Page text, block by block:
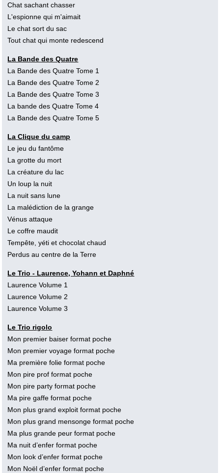
Chat sachant chasser
L'espionne qui m'aimait
Le chat sort du sac
Tout chat qui monte redescend
La Bande des Quatre
La Bande des Quatre Tome 1
La Bande des Quatre Tome 2
La Bande des Quatre Tome 3
La bande des Quatre Tome 4
La Bande des Quatre Tome 5
La Clique du camp
Le jeu du fantôme
La grotte du mort
La créature du lac
Un loup la nuit
La nuit sans lune
La malédiction de la grange
Vénus attaque
Le coffre maudit
Tempête, yéti et chocolat chaud
Perdus au centre de la Terre
Le Trio - Laurence, Yohann et Daphné
Laurence Volume 1
Laurence Volume 2
Laurence Volume 3
Le Trio rigolo
Mon premier baiser format poche
Mon premier voyage format poche
Ma première folie format poche
Mon pire prof format poche
Mon pire party format poche
Ma pire gaffe format poche
Mon plus grand exploit format poche
Mon plus grand mensonge format poche
Ma plus grande peur format poche
Ma nuit d’enfer format poche
Mon look d’enfer format poche
Mon Noël d’enfer format poche